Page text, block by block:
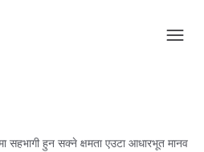
सहभागी हुन सक्ने क्षमता एउटा आधारभूत मानव